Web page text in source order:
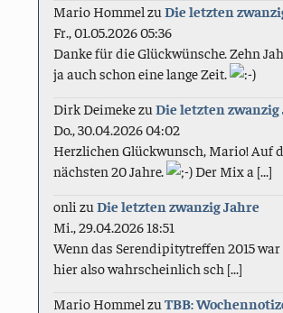
Mario Hommel zuDie letzten
Fr., 01.05.2026 05:36
Danke für die Glückwünsche. Zehn
ja auch schon eine lange Zeit.
Dirk DeimekezuDie letzten zwanzig
Do., 30.04.2026 04:02
Herzlichen Glückwunsch, Mario! Auf
nächsten 20 Jahre.
Der Mix a [...]
onli zuDie letzten zwanzig Jahre
Mi., 29.04.2026 18:51
Wenn das Serendipitytreffen 2015 war
hier also wahrscheinlich sch [...]
Mario Hommel zuTBB: